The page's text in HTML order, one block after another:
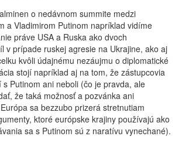
o nedávnom summite medzi
a Vladimirom Putinom napríklad vidíme
práve USA a Ruska ako dvoch
v prípade ruskej agresie na Ukrajine, ako aj
kvôli údajnému nezáujmu o diplomatické
stojí napríklad aj na tom, že zástupcovia
Putinom ani neboli (čo je pravda, ale
že taká možnosť a pozvánka ani
sa bezzubo prizerá stretnutiam
ktoré európske krajiny používajú ako
sa s Putinom sú z naratívu vynechané).